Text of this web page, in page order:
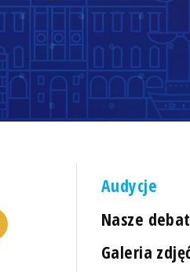
Audycje
Nasze
Galeria